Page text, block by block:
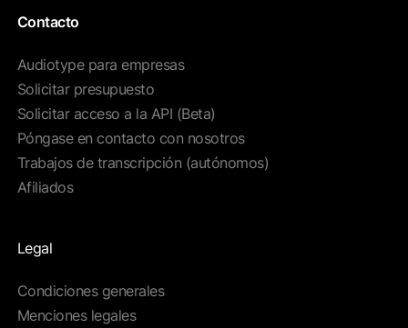
Contacto
Audiotype para empresas
Solicitar presupuesto
Solicitar acceso a la API (Beta)
Póngase en contacto con nosotros
Trabajos de transcripción (autónomos)
Afiliados
Legal
Condiciones generales
Menciones legales